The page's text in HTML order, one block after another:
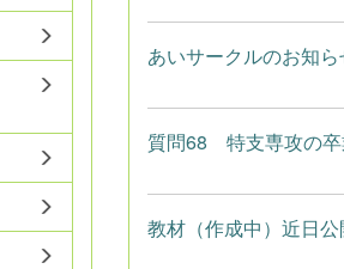
あいサークルのお知ら
質問68 特支専攻の卒
教材（作成中）近日公